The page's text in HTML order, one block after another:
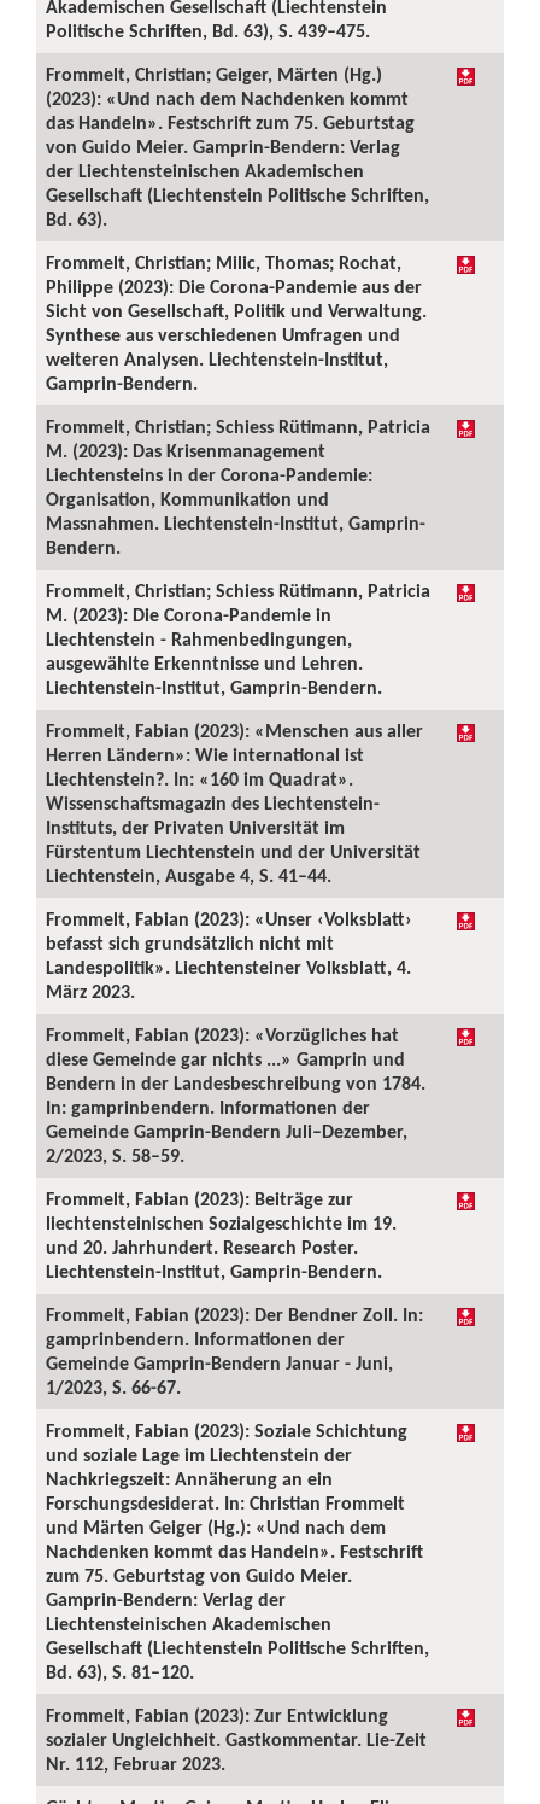
Akademischen Gesellschaft (Liechtenstein
Politische Schriften, Bd. 63), S. 439–475.
Frommelt, Christian; Geiger, Märten (Hg.)
(2023): «Und nach dem Nachdenken kommt
das Handeln». Festschrift zum 75. Geburtstag
von Guido Meier. Gamprin-Bendern: Verlag
der Liechtensteinischen Akademischen
Gesellschaft (Liechtenstein Politische Schriften,
Bd. 63).
Frommelt, Christian; Milic, Thomas; Rochat,
Philippe (2023): Die Corona-Pandemie aus der
Sicht von Gesellschaft, Politik und Verwaltung.
Synthese aus verschiedenen Umfragen und
weiteren Analysen. Liechtenstein-Institut,
Gamprin-Bendern.
Frommelt, Christian; Schiess Rütimann, Patricia
M. (2023): Das Krisenmanagement
Liechtensteins in der Corona-Pandemie:
Organisation, Kommunikation und
Massnahmen. Liechtenstein-Institut, Gamprin-
Bendern.
Frommelt, Christian; Schiess Rütimann, Patricia
M. (2023): Die Corona-Pandemie in
Liechtenstein - Rahmenbedingungen,
ausgewählte Erkenntnisse und Lehren.
Liechtenstein-Institut, Gamprin-Bendern.
Frommelt, Fabian (2023): «Menschen aus aller
Herren Ländern»: Wie international ist
Liechtenstein?. In: «160 im Quadrat».
Wissenschaftsmagazin des Liechtenstein-
Instituts, der Privaten Universität im
Fürstentum Liechtenstein und der Universität
Liechtenstein, Ausgabe 4, S. 41–44.
Frommelt, Fabian (2023): «Unser ‹Volksblatt›
befasst sich grundsätzlich nicht mit
Landespolitik». Liechtensteiner Volksblatt, 4.
März 2023.
Frommelt, Fabian (2023): «Vorzügliches hat
diese Gemeinde gar nichts ...» Gamprin und
Bendern in der Landesbeschreibung von 1784.
In: gamprinbendern. Informationen der
Gemeinde Gamprin-Bendern Juli–Dezember,
2/2023, S. 58–59.
Frommelt, Fabian (2023): Beiträge zur
liechtensteinischen Sozialgeschichte im 19.
und 20. Jahrhundert. Research Poster.
Liechtenstein-Institut, Gamprin-Bendern.
Frommelt, Fabian (2023): Der Bendner Zoll. In:
gamprinbendern. Informationen der
Gemeinde Gamprin-Bendern Januar - Juni,
1/2023, S. 66-67.
Frommelt, Fabian (2023): Soziale Schichtung
und soziale Lage im Liechtenstein der
Nachkriegszeit: Annäherung an ein
Forschungsdesiderat. In: Christian Frommelt
und Märten Geiger (Hg.): «Und nach dem
Nachdenken kommt das Handeln». Festschrift
zum 75. Geburtstag von Guido Meier.
Gamprin-Bendern: Verlag der
Liechtensteinischen Akademischen
Gesellschaft (Liechtenstein Politische Schriften,
Bd. 63), S. 81–120.
Frommelt, Fabian (2023): Zur Entwicklung
sozialer Ungleichheit. Gastkommentar. Lie-Zeit
Nr. 112, Februar 2023.